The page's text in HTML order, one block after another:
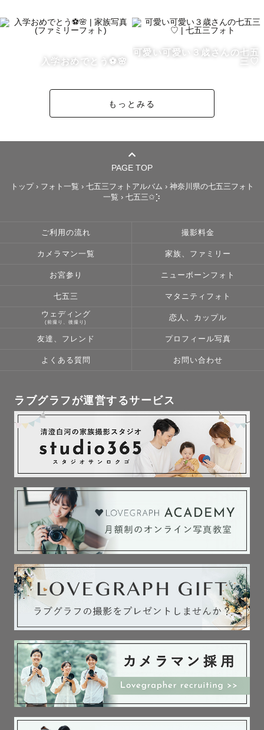
ゲストさまの雰囲気に合わせた撮影をさせていただいてお
・ゲストさまご家族の空気感をそのまま残す撮影
などお子さまの様子などで撮影にご希望ありましたらぜひ
お気軽にお伝えくださいね☺️
🌸haruについて
愛知県出身、埼玉県在住、これまで関東４県（東京・神奈
ラマンです🍀
保育園での勤務経験もあり、子どもと遊ぶの大好きです😊
無理して笑わなくても、自然な「その時その瞬間」を形に
〜好きなこと・もの〜
共通点がありましたらぜひ教えてください✩︎⡱
・音楽（学生時代はバンドやってました🎵）
・和菓子（和菓子教室に1年通ってました🍡）
・カフェ（のんびりするの大好きです）
・旅行（1人旅も行っちゃいます）
🌸撮影地域
埼玉・東京・神奈川
※対応エリア内でしたら原則交通費無料です！（駅から遠
い場合などは一部交通費がかかる場合もあります）
※対応エリア外の場合、追加交通費はかかりますがどこで
も全国出張可能です！
🌸撮影日程について
入学おめでとう⚽️🌸
可愛い可愛い３歳さんの七五
三♡
もっとみる
PAGE TOP
トップ› フォト一覧 › 七五三フォトアルバム › 神奈川県の七五三フォト
一覧 › 七五三✩︎⡱
ご利用の流れ 撮影料金
カメラマン一覧 家族、ファミリー
お宮参り ニューボーンフォト
七五三 マタニティフォト
ウェディング
(前撮り、後撮り)
恋人、カップル
友達、フレンド プロフィール写真
よくある質問 お問い合わせ
ラブグラフが運営するサービス